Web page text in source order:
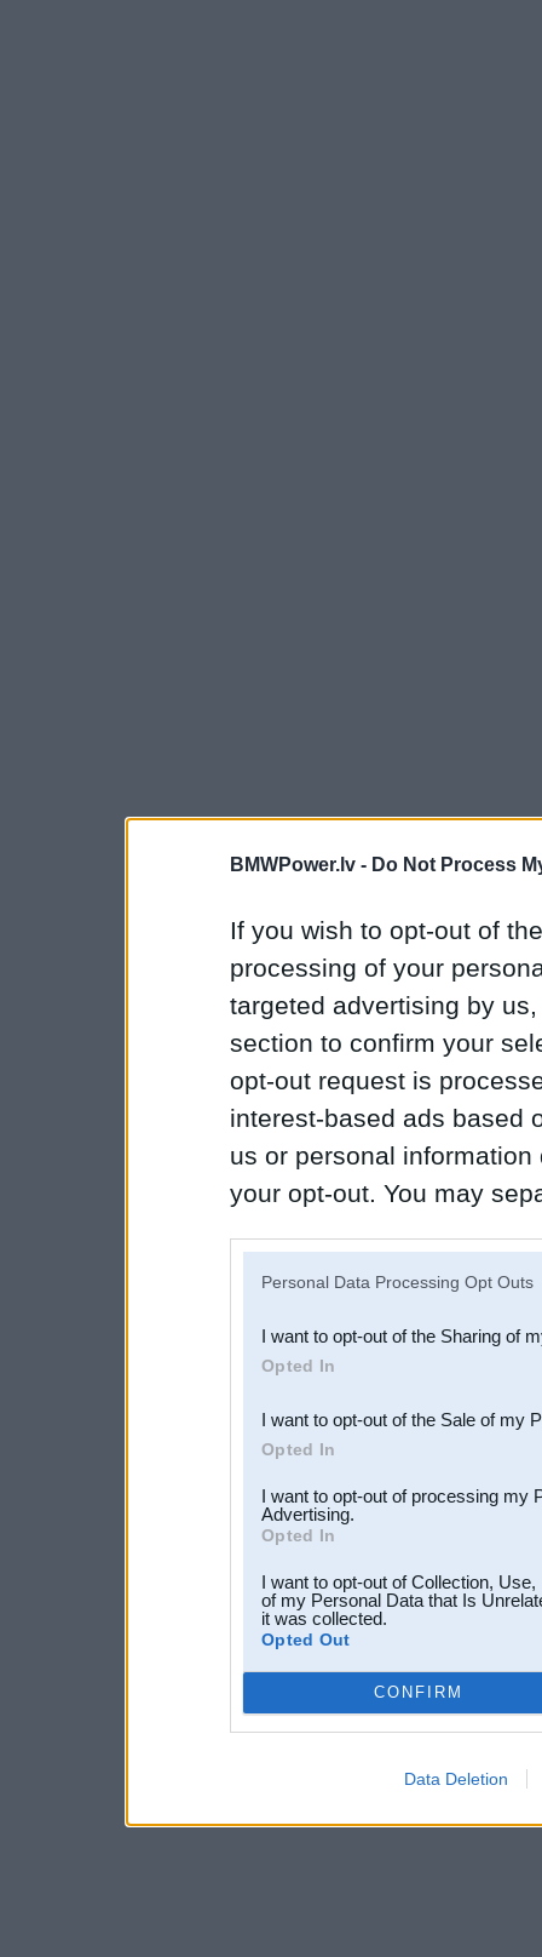
BMWPower.lv - Do Not Process
If you wish to opt-out of
processing of your
targeted advertising by
section to confirm your
opt-out request is
interest-based ads based
us or personal
your opt-out. You may
Downstream Participants
third parties.
Personal Data Processing Opt Outs
I want to opt-out of the Sharing of
Opted In
I want to opt-out of the Sale of my
Opted In
I want to opt-out of processing my
Advertising.
Opted In
I want to opt-out of Collection,
of my Personal Data that Is
it was collected.
Opted Out
CONFIRM
Data Deletion